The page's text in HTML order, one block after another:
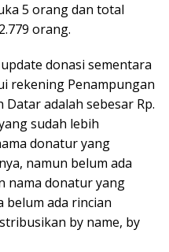
5 orang dan total
orang.
donasi sementara
rekening Penampungan
Datar adalah sebesar Rp.
sudah lebih
donatur yang
namun belum ada
nama donatur yang
belum ada rincian
by name, by